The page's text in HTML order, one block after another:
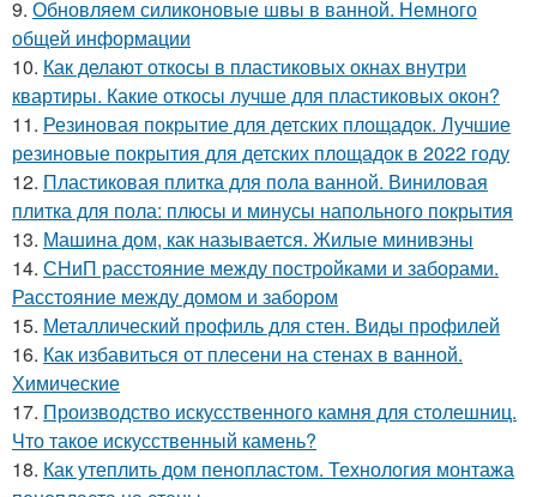
9. Обновляем силиконовые швы в ванной. Немного
общей информации
10. Как делают откосы в пластиковых окнах внутри
квартиры. Какие откосы лучше для пластиковых окон?
11. Резиновая покрытие для детских площадок. Лучшие
резиновые покрытия для детских площадок в 2022 году
12. Пластиковая плитка для пола ванной. Виниловая
плитка для пола: плюсы и минусы напольного покрытия
13. Машина дом, как называется. Жилые минивэны
14. СНиП расстояние между постройками и заборами.
Расстояние между домом и забором
15. Металлический профиль для стен. Виды профилей
16. Как избавиться от плесени на стенах в ванной.
Химические
17. Производство искусственного камня для столешниц.
Что такое искусственный камень?
18. Как утеплить дом пенопластом. Технология монтажа